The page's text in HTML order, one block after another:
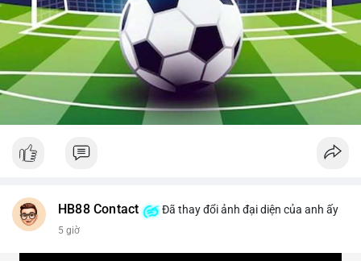
HB88 Contact Đã thay đổi ảnh đại diện của anh ấy
5 giờ